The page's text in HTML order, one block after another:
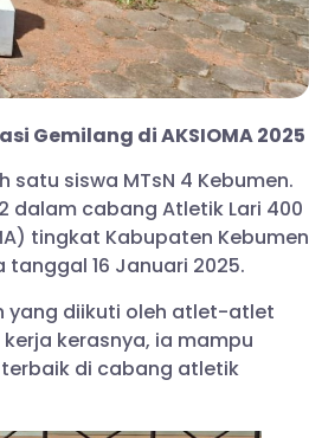
Gemilang di AKSIOMA 2025
siswa MTsN 4 Kebumen.
dalam cabang Atletik Lari 400
tingkat Kabupaten Kebumen
16 Januari 2025.
yang diikuti oleh atlet-atlet
kerasnya, ia mampu
di cabang atletik